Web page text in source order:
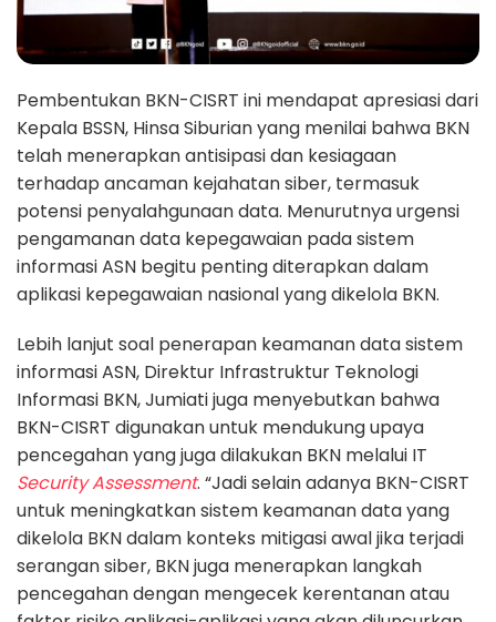
Pembentukan BKN-CISRT ini mendapat apresiasi dari
Kepala BSSN, Hinsa Siburian yang menilai bahwa BKN
telah menerapkan antisipasi dan kesiagaan
terhadap ancaman kejahatan siber, termasuk
potensi penyalahgunaan data. Menurutnya urgensi
pengamanan data kepegawaian pada sistem
informasi ASN begitu penting diterapkan dalam
aplikasi kepegawaian nasional yang dikelola BKN.
Lebih lanjut soal penerapan keamanan data sistem
informasi ASN, Direktur Infrastruktur Teknologi
Informasi BKN, Jumiati juga menyebutkan bahwa
BKN-CISRT digunakan untuk mendukung upaya
pencegahan yang juga dilakukan BKN melalui IT
Security Assessment. “Jadi selain adanya BKN-CISRT
untuk meningkatkan sistem keamanan data yang
dikelola BKN dalam konteks mitigasi awal jika terjadi
serangan siber, BKN juga menerapkan langkah
pencegahan dengan mengecek kerentanan atau